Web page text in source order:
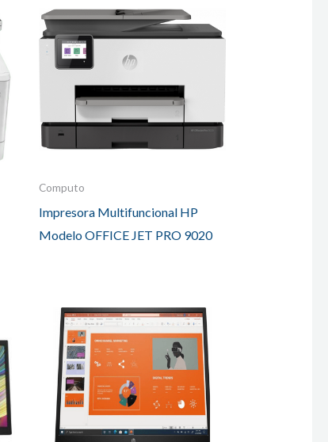
Computo
Impresora Multifuncional HP
Modelo OFFICE JET PRO 9020